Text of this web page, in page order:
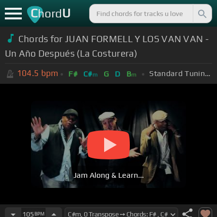
ChordU
Chords for JUAN FORMELL Y LOS VAN VAN -
Un Año Después (La Costurera)
104.5 bpm F# C#m G D Bm Standard Tuning (EADGBE)
Jam Along & Learn...
105 BPM